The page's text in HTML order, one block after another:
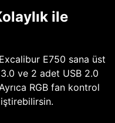
ile
E750 sana üst
ve 2 adet USB 2.0
RGB fan kontrol